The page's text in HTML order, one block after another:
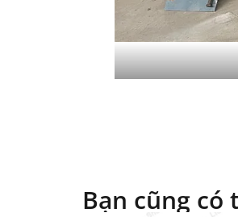
Bạn cũng có